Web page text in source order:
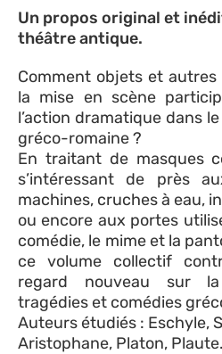
Un propos original et
théâtre antique.
Comment objets et
la mise en scène
l’action dramatique dans
gréco-romaine ?
En traitant de masques
s’intéressant de près
machines, cruches à eau,
ou encore aux portes
comédie, le mime et la
ce volume collectif
regard nouveau sur
tragédies et comédies
Auteurs étudiés : Eschyle,
Aristophane, Platon, Plaute.